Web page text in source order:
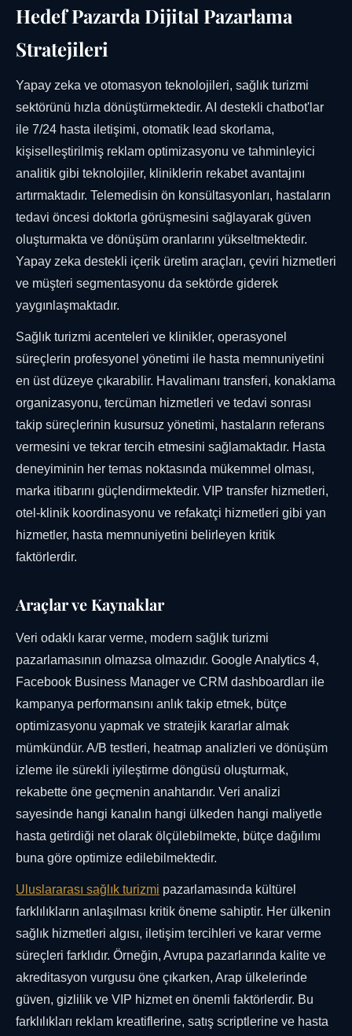
Hedef Pazarda Dijital Pazarlama
Stratejileri
Yapay zeka ve otomasyon teknolojileri, sağlık turizmi
sektörünü hızla dönüştürmektedir. AI destekli chatbot'lar
ile 7/24 hasta iletişimi, otomatik lead skorlama,
kişiselleştirilmiş reklam optimizasyonu ve tahminleyici
analitik gibi teknolojiler, kliniklerin rekabet avantajını
artırmaktadır. Telemedisin ön konsültasyonları, hastaların
tedavi öncesi doktorla görüşmesini sağlayarak güven
oluşturmakta ve dönüşüm oranlarını yükseltmektedir.
Yapay zeka destekli içerik üretim araçları, çeviri hizmetleri
ve müşteri segmentasyonu da sektörde giderek
yaygınlaşmaktadır.
Sağlık turizmi acenteleri ve klinikler, operasyonel
süreçlerin profesyonel yönetimi ile hasta memnuniyetini
en üst düzeye çıkarabilir. Havalimanı transferi, konaklama
organizasyonu, tercüman hizmetleri ve tedavi sonrası
takip süreçlerinin kusursuz yönetimi, hastaların referans
vermesini ve tekrar tercih etmesini sağlamaktadır. Hasta
deneyiminin her temas noktasında mükemmel olması,
marka itibarını güçlendirmektedir. VIP transfer hizmetleri,
otel-klinik koordinasyonu ve refakatçi hizmetleri gibi yan
hizmetler, hasta memnuniyetini belirleyen kritik
faktörlerdir.
Araçlar ve Kaynaklar
Veri odaklı karar verme, modern sağlık turizmi
pazarlamasının olmazsa olmazıdır. Google Analytics 4,
Facebook Business Manager ve CRM dashboardları ile
kampanya performansını anlık takip etmek, bütçe
optimizasyonu yapmak ve stratejik kararlar almak
mümkündür. A/B testleri, heatmap analizleri ve dönüşüm
izleme ile sürekli iyileştirme döngüsü oluşturmak,
rekabette öne geçmenin anahtarıdır. Veri analizi
sayesinde hangi kanalın hangi ülkeden hangi maliyetle
hasta getirdiği net olarak ölçülebilmekte, bütçe dağılımı
buna göre optimize edilebilmektedir.
Uluslararası sağlık turizmi pazarlamasında kültürel
farklılıkların anlaşılması kritik öneme sahiptir. Her ülkenin
sağlık hizmetleri algısı, iletişim tercihleri ve karar verme
süreçleri farklıdır. Örneğin, Avrupa pazarlarında kalite ve
akreditasyon vurgusu öne çıkarken, Arap ülkelerinde
güven, gizlilik ve VIP hizmet en önemli faktörlerdir. Bu
farklılıkları reklam kreatiflerine, satış scriptlerine ve hasta